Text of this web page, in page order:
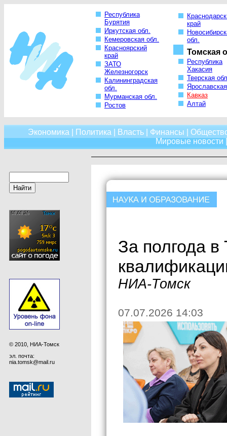
Республика
Бурятия
Иркутская обл.
Кемеровская обл.
Красноярский
край
ЗАТО
Железногорск
Калининградская
обл.
Мурманская обл.
Ростов
край
обл.
Томская
Республика
Хакасия
Тверская
Кавказ
Алтай
Экономика Политика Власть Финансы
Мировые новости
© 2010, НИА-Томск
эл. почта:
nia.tomsk@mail.ru
За полгода в
НИА-Томск
07.07.2026 14:03